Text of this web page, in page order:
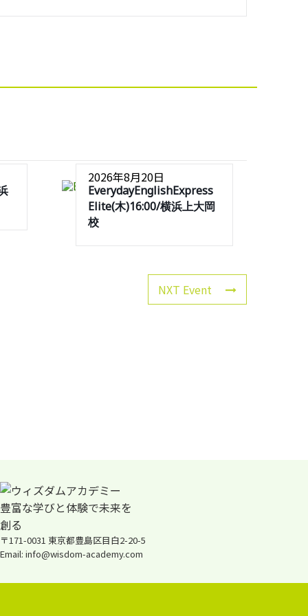
2026年8月20日
EverydayEnglishExpress
Elite(木)16:00/横浜上大岡
校
NXT Event
〒171-0031 東京都豊島区目白2-20-5
Email: info@wisdom-academy.com